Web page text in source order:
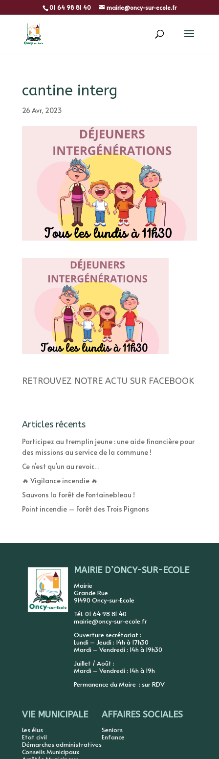
01 64 98 81 40 mairie@oncy-sur-ecole.fr
cantine interg
26 Avr, 2023
RETROUVEZ NOTRE ACTU SUR FACEBOOK
Articles récents
Participez au tremplin jeune : une aide financière pour
des missions au service de la commune !
Ce n’est qu’un au revoir…
🔥 Vigilance incendie 🔥
Sauvons la forêt de Fontainebleau !
Point incendie – Forêt des Trois Pignons
MAIRIE D’ONCY-SUR-ECOLE
Mairie
Grande Rue
91490 Oncy-sur-Ecole
Tél. 01 64 98 81 40
mairie@oncy-sur-ecole.fr
Ouverture secrétariat :
Lundi – Jeudi : 14h à 17h30
Mardi – Vendredi : 14h à 19h30
Juillet / Août :
Mardi – Vendredi : 14h à 19h
Permanence du Maire : sur RDV
VIE MUNICIPALE
Les élus
Etat civil
Démarches administratives
Conseils Municipaux
AFFAIRES SOCIALES
Seniors
Enfance